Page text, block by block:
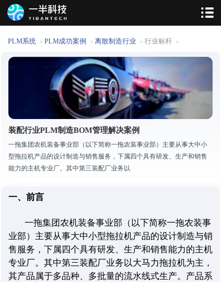
PLM系统 > PLM成功案例 > 离散制造行业 > 行业标杆 >
装配行业PLM制造BOM管理解决案例
一拖集团农机装备事业部（以下简称一拖农装事业部）主要从事大中小
型拖拉机产品的设计制造与销售服务，下属四个具有研发、生产和销售
能力的主机专业厂。其中第三装配厂业务以
一、前言
一拖集团农机装备事业部（以下简称一拖农装事
业部）主要从事大中小型拖拉机产品的设计制造与销
售服务，下属四个具有研发、生产和销售能力的主机
专业厂。其中第三装配厂业务以大马力拖拉机为主，
其产品属于多品种、多批量的流水线式生产。产品系